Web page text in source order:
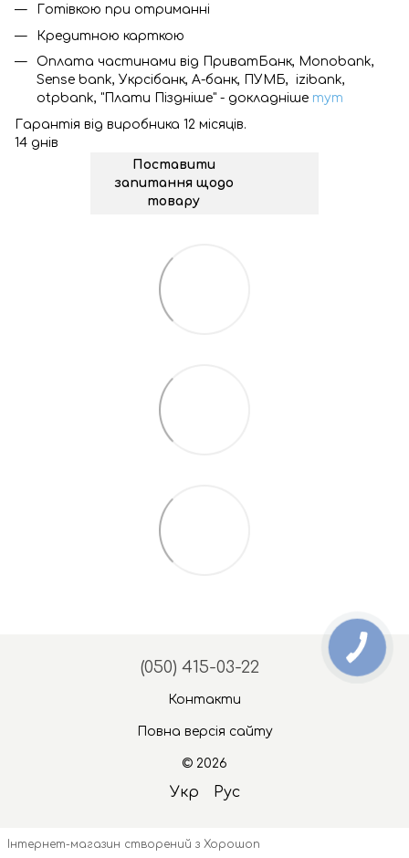
Готівкою при отриманні
Кредитною карткою
Оплата частинами від ПриватБанк, Monobank,
Sense bank, Укрсібанк, А-банк, ПУМБ, izibank,
otpbank, "Плати Піздніше" - докладніше тут
Гарантія від виробника 12 місяців.
14 днів
Поставити
запитання щодо
товару
(050) 415-03-22
Контакти
Повна версія сайту
© 2026
Укр Рус
Інтернет-магазин створений з Хорошоп